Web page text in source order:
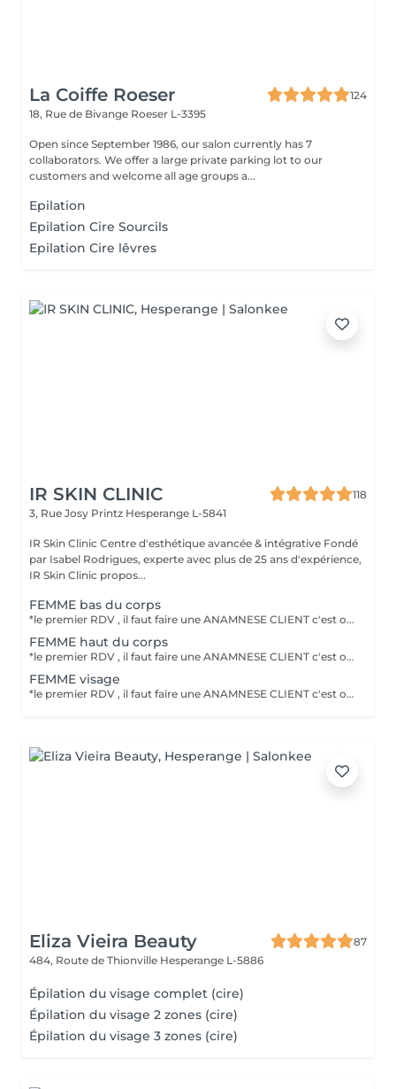
La Coiffe Roeser
124
18, Rue de Bivange Roeser L-3395
Open since September 1986, our salon currently has 7
collaborators. We offer a large private parking lot to our
customers and welcome all age groups a...
Epilation
Epilation Cire Sourcils
Epilation Cire lêvres
IR SKIN CLINIC
118
3, Rue Josy Printz Hesperange L-5841
IR Skin Clinic Centre d'esthétique avancée & intégrative Fondé
par Isabel Rodrigues, experte avec plus de 25 ans d'expérience,
IR Skin Clinic propos...
FEMME bas du corps
*le premier RDV , il faut faire une ANAMNESE CLIENT c'est obligatoire .Le DEFINITIVE +2 permet d'éliminer durablement la repousse des polis. résultat optimale, un traitement pour tout phototype (I-VI) et toute épaisseur de poil .épilation permanente , professionnelle et indolore. Un laser professionnel à diode avec 3longeur d'onde 755nm+808nm+1064nm , 4 générations de laser diode .
FEMME haut du corps
*le premier RDV , il faut faire une ANAMNESE CLIENT c'est obligatoire .Le DEFINITIVE +2 permet d'éliminer durablement la repousse des polis. résultat optimale, un traitement pour tout phototype (I-VI) et toute épaisseur de poil .épilation permanente , professionnelle et indolore. Un laser professionnel à diode avec 3longeur d'onde 755nm+808nm+1064nm , 4 générations de laser diode .
FEMME visage
*le premier RDV , il faut faire une ANAMNESE CLIENT c'est obligatoire .Le DEFINITIVE +2 permet d'éliminer durablement la repousse des polis. résultat optimale, un traitement pour tout phototype (I-VI) et toute épaisseur de poil .épilation permanente , professionnelle et indolore. Un laser professionnel à diode avec 3longeur d'onde 755nm+808nm+1064nm , 4 générations de laser diode .
Eliza Vieira Beauty
87
484, Route de Thionville Hesperange L-5886
Épilation du visage complet (cire)
Épilation du visage 2 zones (cire)
Épilation du visage 3 zones (cire)